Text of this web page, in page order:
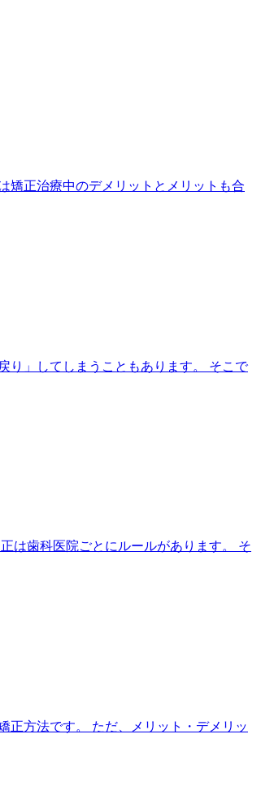
矯正治療中のデメリットとメリットも合
り」してしまうこともあります。 そこで
は歯科医院ごとにルールがあります。 そ
正方法です。 ただ、メリット・デメリッ